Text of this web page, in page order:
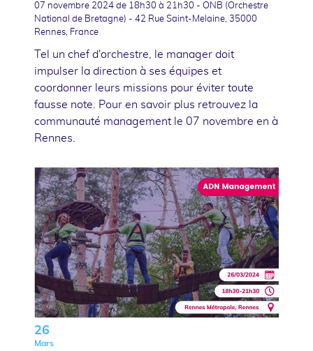
07 novembre 2024 de 18h30 à 21h30 - ONB (Orchestre
National de Bretagne) - 42 Rue Saint-Melaine, 35000
Rennes, France
Tel un chef d'orchestre, le manager doit
impulser la direction à ses équipes et
coordonner leurs missions pour éviter toute
fausse note. Pour en savoir plus retrouvez la
communauté management le 07 novembre en à
Rennes.
26
Mars